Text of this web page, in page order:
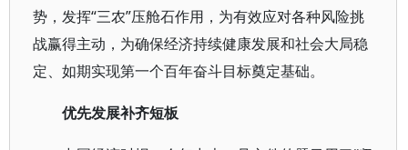
势，发挥“三农”压舱石作用，为有效应对各种风险挑
战赢得主动，为确保经济持续健康发展和社会大局稳
定、如期实现第一个百年奋斗目标奠定基础。
优先发展补齐短板